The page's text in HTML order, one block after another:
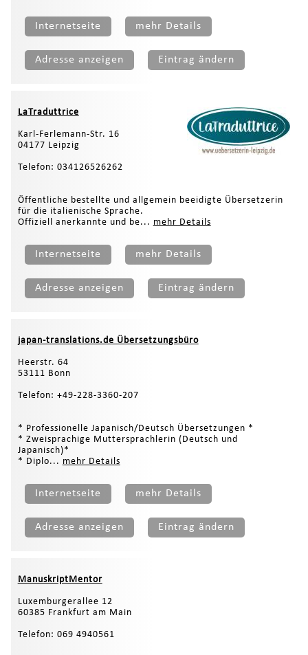
Internetseite mehr Details
Adresse anzeigen Eintrag ändern
LaTraduttrice
Karl-Ferlemann-Str. 16
04177 Leipzig
Telefon: 034126526262
Öffentliche bestellte und allgemein beeidigte Übersetzerin
für die italienische Sprache.
Offiziell anerkannte und be... mehr Details
Internetseite mehr Details
Adresse anzeigen Eintrag ändern
japan-translations.de Übersetzungsbüro
Heerstr. 64
53111 Bonn
Telefon: +49-228-3360-207
* Professionelle Japanisch/Deutsch Übersetzungen *
* Zweisprachige Muttersprachlerin (Deutsch und
Japanisch)*
* Diplo... mehr Details
Internetseite mehr Details
Adresse anzeigen Eintrag ändern
ManuskriptMentor
Luxemburgerallee 12
60385 Frankfurt am Main
Telefon: 069 4940561